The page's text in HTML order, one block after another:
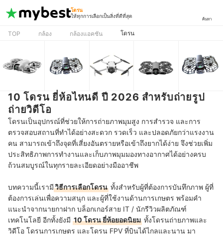
โดรน
ให้ทุกการเลือกเป็นสิ่งที่ดีที่สุด
ค้นหา
TOP กล้อง กล้องแอคชัน โดรน
10 โดรน ยี่ห้อไหนดี ปี 2026 สำหรับถ่ายรูป
ถ่ายวิดีโอ
โดรนเป็นอุปกรณ์ที่ช่วยให้การถ่ายภาพมุมสูง การสำรวจ และการ
ตรวจสอบสถานที่ทำได้อย่างสะดวก รวดเร็ว และปลอดภัยกว่าแรงงาน
คน สามารถเข้าถึงจุดที่เสี่ยงอันตรายหรือเข้าถึงยากได้ง่าย จึงช่วยเพิ่ม
ประสิทธิภาพการทำงานและเก็บภาพมุมมองทางอากาศได้อย่างครบ
ถ้วนสมบูรณ์ในทุกรายละเอียดอย่างมืออาชีพ
บทความนี้เรามีวิธีการเลือกโดรน ทั้งสำหรับผู้ที่ต้องการบันทึกภาพ ผู้ที่
ต้องการเล่นเพื่อความสนุก และผู้ที่ใช้งานด้านการเกษตร พร้อมคำ
แนะนำจากนายกาฝาก บล็อกเกอร์สาย IT / นักรีวิวผลิตภัณฑ์
เทคโนโลยี อีกทั้งยังมี 10 โดรน ยี่ห้อยอดนิยม ทั้งโดรนถ่ายภาพและ
วิดีโอ โดรนการเกษตร และโดรน FPV ที่บินได้ไกลและนาน มา